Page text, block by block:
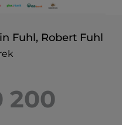
Fuhl, Robert Fuhl
200